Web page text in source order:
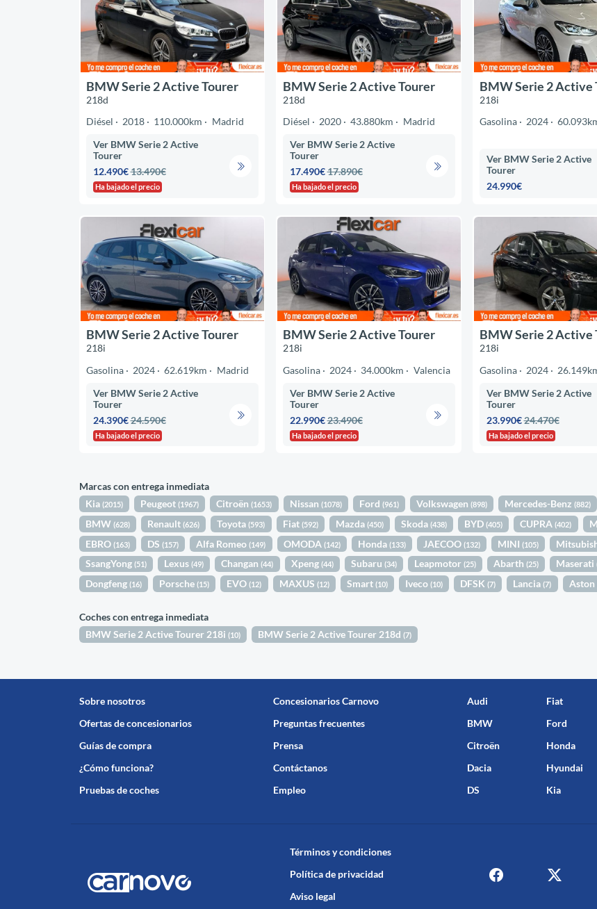
BMW Serie 2 Active Tourer
218d
Diésel
2018 110.000km
Madrid
Ver BMW Serie 2 Active
Tourer
12.490€13.490€
Ha bajado el precio
BMW Serie 2 Active Tourer
218d
Diésel
2020 43.880km
Madrid
Ver BMW Serie 2 Active
Tourer
17.490€17.890€
Ha bajado el precio
BMW Serie 2 Active
218i
Gasolina
2024
Ver BMW Serie 2 Active
Tourer
24.990€
BMW Serie 2 Active Tourer
218i
Gasolina
2024 62.619km
Madrid
Ver BMW Serie 2 Active
Tourer
24.390€24.590€
Ha bajado el precio
BMW Serie 2 Active Tourer
218i
Gasolina
2024 34.000km
Valencia
Ver BMW Serie 2 Active
Tourer
22.990€23.490€
Ha bajado el precio
BMW Serie 2 Active
218i
Gasolina
2024
Ver BMW Serie 2 Active
Tourer
23.990€24.470€
Ha bajado el precio
Marcas con entrega inmediata
Kia(2015) Peugeot(1967) Citroën(1653) Nissan (1078) Ford (961) Volkswagen(898) Mercedes-Benz(882)
BMW(628) Renault(626) Toyota(593) Fiat (592) Mazda (450) Skoda(438) BYD(405) CUPRA(402)
EBRO(163) DS(157) Alfa Romeo(149) OMODA (142) Honda (133) JAECOO(132) MINI(105)
SsangYong(51) Lexus(49) Changan(44) Xpeng (44) Subaru (34) Leapmotor(25) Abarth(25) Maserati
Dongfeng(16) Porsche(15) EVO(12) MAXUS (12) Smart (10) Iveco(10) DFSK(7) Lancia(7)
Coches con entrega inmediata
BMW Serie 2 Active Tourer 218i(10) BMW Serie 2 Active Tourer 218d(7)
Sobre nosotros
Ofertas de concesionarios
Guías de compra
¿Cómo funciona?
Pruebas de coches
Concesionarios Carnovo
Preguntas frecuentes
Prensa
Contáctanos
Empleo
Audi
BMW
Citroën
Dacia
DS
Fiat
Ford
Honda
Hyundai
Kia
Términos y condiciones
Política de privacidad
Aviso legal